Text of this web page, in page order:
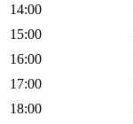
14:00
15:00
16:00
17:00
18:00